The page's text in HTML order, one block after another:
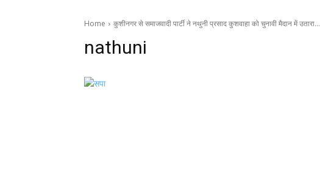
Home कुशीनगर से समाजवादी पार्टी ने नथुनी प्रसाद कुशवाहा को चुनावी मैदान में उतारा…
nathuni